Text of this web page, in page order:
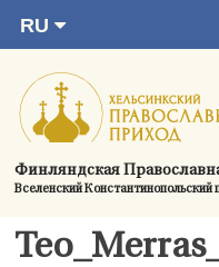
содержимому
Финляндская
Вселенский Константинопольский
RU
SV
EN
UA
Главная страница
Актуальное
Україна
О приходе